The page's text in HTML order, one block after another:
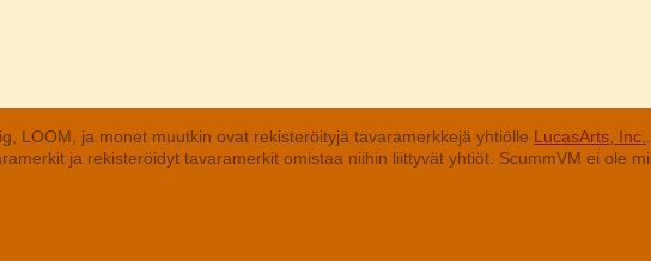
LOOM, ja monet muutkin ovat rekisteröityjä tavaramerkkejä yhtiölle LucasArts, Inc.
ja rekisteröidyt tavaramerkit omistaa niihin liittyvät yhtiöt. ScummVM ei ole